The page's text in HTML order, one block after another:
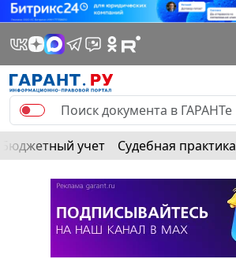
Бюджетный учет Судебная практика